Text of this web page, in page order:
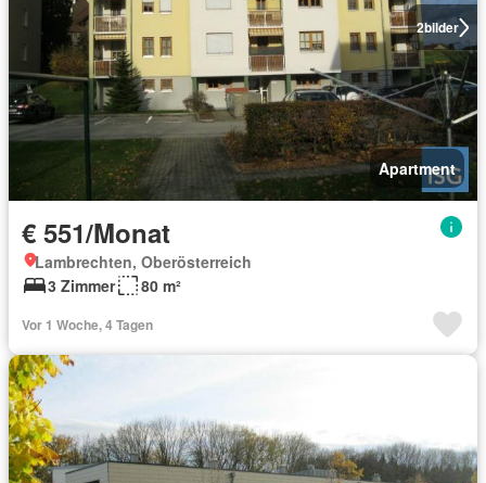
2bilder
Apartment
€ 551/Monat
Lambrechten, Oberösterreich
3 Zimmer
80 m²
Vor 1 Woche, 4 Tagen